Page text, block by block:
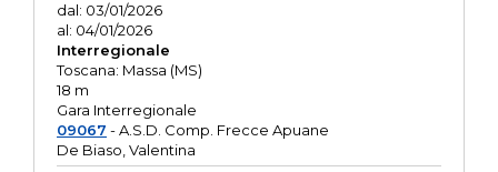
dal: 03/01/2026
al: 04/01/2026
Interregionale
Toscana: Massa (MS)
18 m
Gara Interregionale
09067 - A.S.D. Comp. Frecce Apuane
De Biaso, Valentina